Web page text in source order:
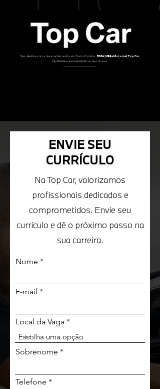
Seu destino para o luxo sobre rodas em Santa Catarina. BMW, MINI e Motorrad Top Car.
Qualidade e exclusividade ao seu alcance.
ENVIE SEU
CURRÍCULO
Na Top Car, valorizamos
profissionais dedicados e
comprometidos. Envie seu
currículo e dê o próximo passo na
sua carreira.
Nome
E-mail
Local da Vaga
Sobrenome
Telefone